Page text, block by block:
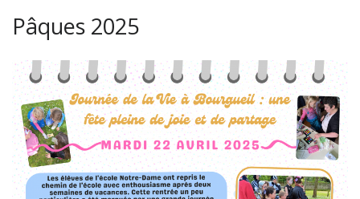
Pâques 2025